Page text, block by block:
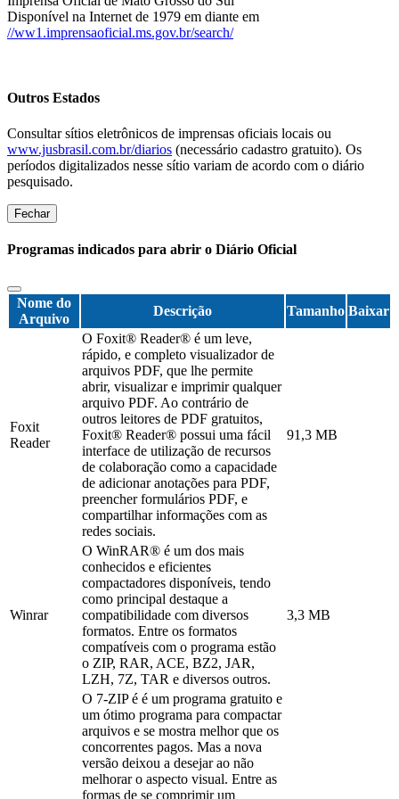
Disponível na Internet de 1979 em diante em
//ww1.imprensaoficial.ms.gov.br/search/
Outros Estados
Consultar sítios eletrônicos de imprensas oficiais locais ou
www.jusbrasil.com.br/diarios (necessário cadastro gratuito). Os
períodos digitalizados nesse sítio variam de acordo com o diário
pesquisado.
Fechar
Programas indicados para abrir o Diário Oficial
Nome do
Arquivo
Descrição Tamanho Baixar
Foxit
Reader
O Foxit® Reader® é um leve,
rápido, e completo visualizador de
arquivos PDF, que lhe permite
abrir, visualizar e imprimir qualquer
arquivo PDF. Ao contrário de
outros leitores de PDF gratuitos,
Foxit® Reader® possui uma fácil
interface de utilização de recursos
de colaboração como a capacidade
de adicionar anotações para PDF,
preencher formulários PDF, e
compartilhar informações com as
redes sociais.
91,3 MB
Winrar
O WinRAR® é um dos mais
conhecidos e eficientes
compactadores disponíveis, tendo
como principal destaque a
compatibilidade com diversos
formatos. Entre os formatos
compatíveis com o programa estão
o ZIP, RAR, ACE, BZ2, JAR,
LZH, 7Z, TAR e diversos outros.
3,3 MB
O 7-ZIP é é um programa gratuito e
um ótimo programa para compactar
arquivos e se mostra melhor que os
concorrentes pagos. Mas a nova
versão deixou a desejar ao não
melhorar o aspecto visual. Entre as
formas de se comprimir um